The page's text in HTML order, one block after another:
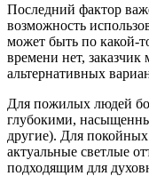
Последний фактор
возможность
может быть по какой-
времени нет,
альтернативных
Для пожилых людей
глубокими,
другие). Для
актуальные светлые
подходящим для